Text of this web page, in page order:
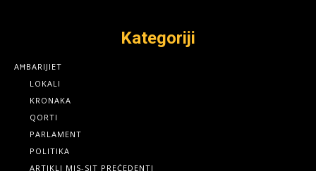
Kategoriji
AĦBARIJIET
LOKALI
KRONAKA
QORTI
PARLAMENT
POLITIKA
ARTIKLI MIS-SIT PREĊEDENTI